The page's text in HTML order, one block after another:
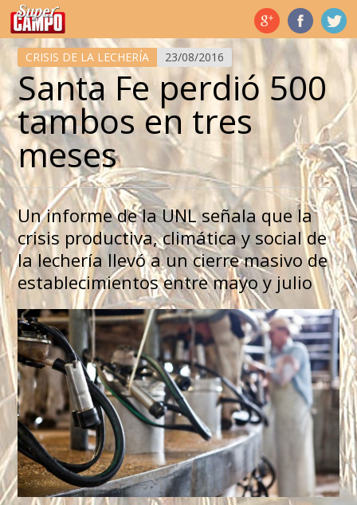
Temas de hoy
CRISIS DE LA LECHERÍA 23/08/2016
Santa Fe perdió 500
tambos en tres
meses
Un informe de la UNL señala que la
crisis productiva, climática y social de
la lechería llevó a un cierre masivo de
establecimientos entre mayo y julio